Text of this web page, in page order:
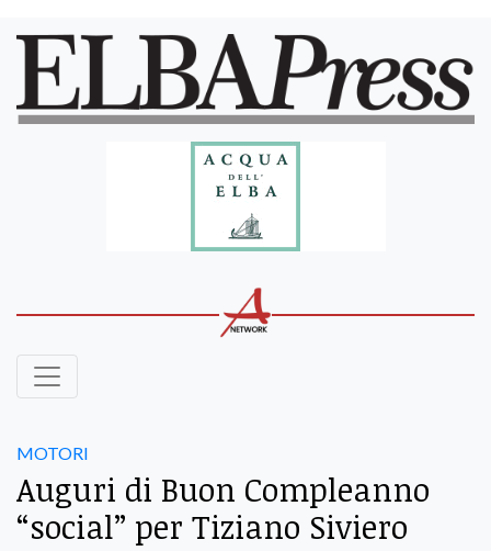
MOTORI
Auguri di Buon Compleanno
“social” per Tiziano Siviero